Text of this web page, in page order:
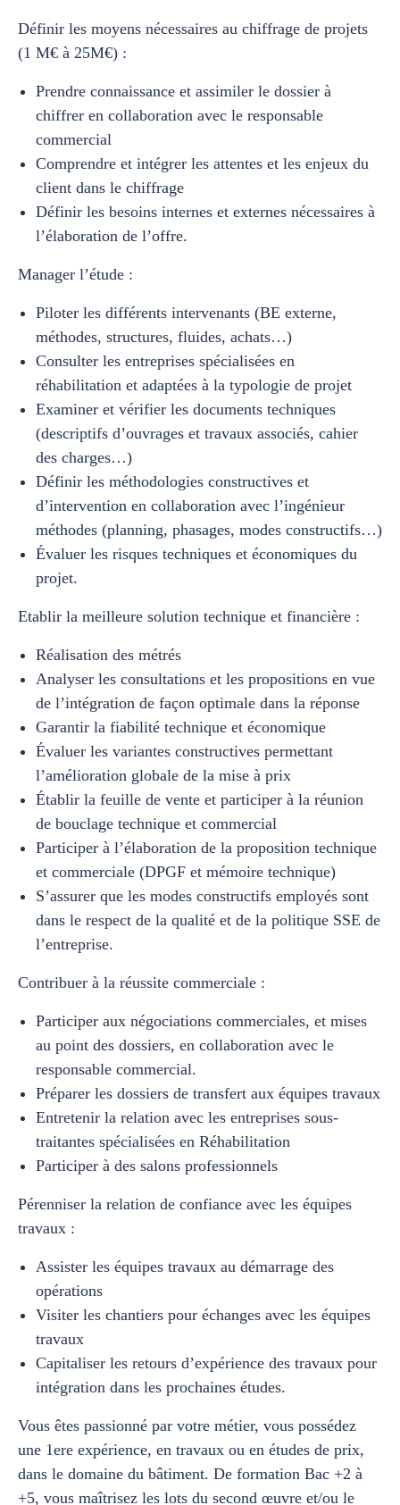
Définir les moyens nécessaires au chiffrage de projets
(1 M€ à 25M€) :
Prendre connaissance et assimiler le dossier à
chiffrer en collaboration avec le responsable
commercial
Comprendre et intégrer les attentes et les enjeux du
client dans le chiffrage
Définir les besoins internes et externes nécessaires à
l’élaboration de l’offre.
Manager l’étude :
Piloter les différents intervenants (BE externe,
méthodes, structures, fluides, achats…)
Consulter les entreprises spécialisées en
réhabilitation et adaptées à la typologie de projet
Examiner et vérifier les documents techniques
(descriptifs d’ouvrages et travaux associés, cahier
des charges…)
Définir les méthodologies constructives et
d’intervention en collaboration avec l’ingénieur
méthodes (planning, phasages, modes constructifs…)
Évaluer les risques techniques et économiques du
projet.
Etablir la meilleure solution technique et financière :
Réalisation des métrés
Analyser les consultations et les propositions en vue
de l’intégration de façon optimale dans la réponse
Garantir la fiabilité technique et économique
Évaluer les variantes constructives permettant
l’amélioration globale de la mise à prix
Établir la feuille de vente et participer à la réunion
de bouclage technique et commercial
Participer à l’élaboration de la proposition technique
et commerciale (DPGF et mémoire technique)
S’assurer que les modes constructifs employés sont
dans le respect de la qualité et de la politique SSE de
l’entreprise.
Contribuer à la réussite commerciale :
Participer aux négociations commerciales, et mises
au point des dossiers, en collaboration avec le
responsable commercial.
Préparer les dossiers de transfert aux équipes travaux
Entretenir la relation avec les entreprises sous-
traitantes spécialisées en Réhabilitation
Participer à des salons professionnels
Pérenniser la relation de confiance avec les équipes
travaux :
Assister les équipes travaux au démarrage des
opérations
Visiter les chantiers pour échanges avec les équipes
travaux
Capitaliser les retours d’expérience des travaux pour
intégration dans les prochaines études.
Vous êtes passionné par votre métier, vous possédez
une 1ere expérience, en travaux ou en études de prix,
dans le domaine du bâtiment. De formation Bac +2 à
+5, vous maîtrisez les lots du second œuvre et/ou le